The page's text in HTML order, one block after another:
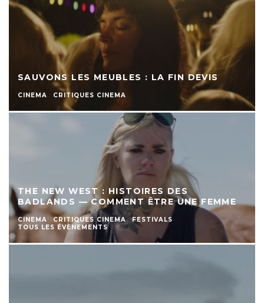
SAUVONS LES MEUBLES : LA FIN DEVIS
CINEMA CRITIQUES CINEMA
THE NEW WEST : HISTOIRES DES
BADLANDS — COMMENT ÊTRE UNE FEMME
CINEMA CRITIQUES CINEMA
FESTIVALS
TOUS LES ÉVÈNEMENTS